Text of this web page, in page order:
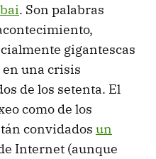
. Son palabras
gigantescas
una crisis
de los setenta. El
como de los
convidados un
Internet (aunque